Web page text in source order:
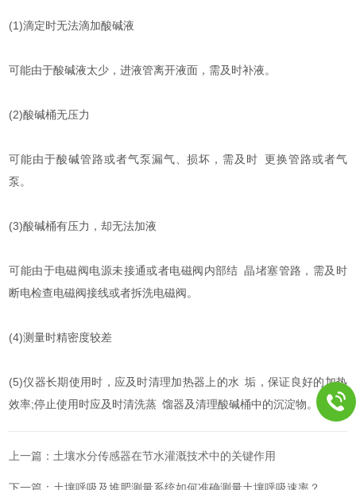
(1)滴定时无法滴加酸碱液
可能由于酸碱液太少，进液管离开液面，需及时补液。
(2)酸碱桶无压力
可能由于酸碱管路或者气泵漏气、损坏，需及时 更换管路或者气
泵。
(3)酸碱桶有压力，却无法加液
可能由于电磁阀电源未接通或者电磁阀内部结 晶堵塞管路，需及时
断电检查电磁阀接线或者拆洗电磁阀。
(4)测量时精密度较差
(5)仪器长期使用时，应及时清理加热器上的水 垢，保证良好的加热
效率;停止使用时应及时清洗蒸 馏器及清理酸碱桶中的沉淀物。
上一篇： 土壤水分传感器在节水灌溉技术中的关键作用
下一篇： 土壤呼吸及堆肥测量系统如何准确测量土壤呼吸速率？